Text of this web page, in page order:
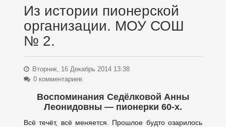
Из истории пионерской
организации. МОУ СОШ
№ 2.
Вторник, 16 Декабрь 2014 13:38
0 комментариев
Воспоминания Седёлковой Анны
Леонидовны — пионерки 60-х.
Всё течёт, всё меняется. Прошлое будто озарилось